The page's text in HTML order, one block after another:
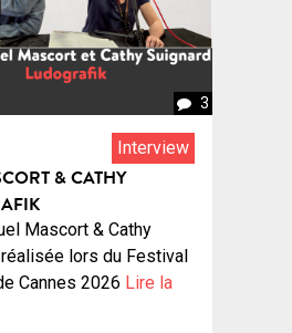
3
Interview
& CATHY
Mascort & Cathy
lors du Festival
Cannes 2026 Lire la